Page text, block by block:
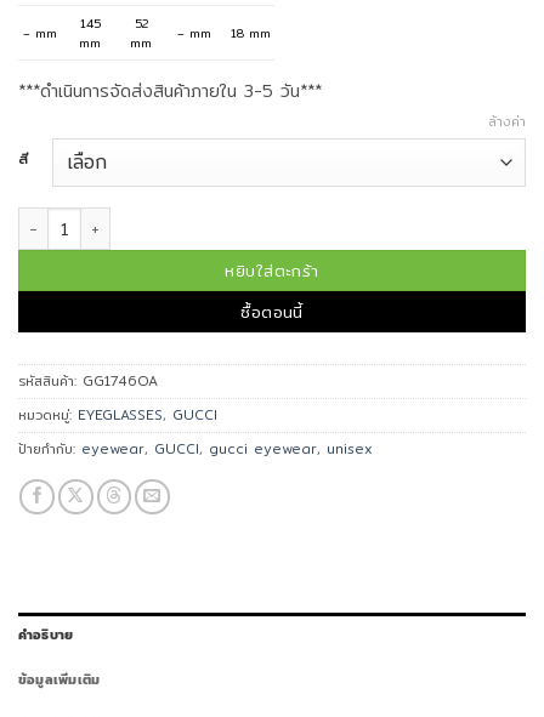
– mm
145
mm
52
mm
– mm 18 mm
***ดำเนินการจัดส่งสินค้าภายใน 3-5 วัน***
สี
ล้างค่า
จำนวน GUCCI แว่นตา รุ่น GG1746OA ชิ้น
หยิบใส่ตะกร้า
ซื้อตอนนี้
รหัสสินค้า: GG1746OA
หมวดหมู่: EYEGLASSES, GUCCI
ป้ายกำกับ: eyewear, GUCCI, gucci eyewear, unisex
คำอธิบาย
ข้อมูลเพิ่มเติม